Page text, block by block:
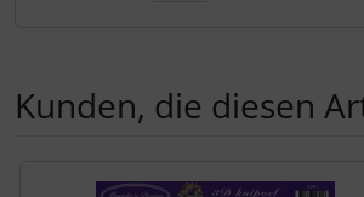
Kunden, die diesen